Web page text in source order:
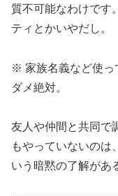
質不可能なわけです
ティとかいやだし。
※ 家族名義など使っ
ダメ絶対。
友人や仲間と共同で
もやっていないのは
いう暗黙の了解があ